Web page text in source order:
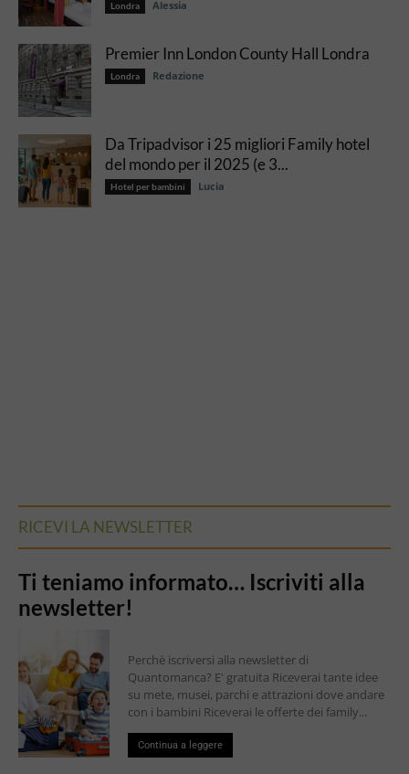
Londra Alessia
Premier Inn London County Hall Londra
Londra Redazione
Da Tripadvisor i 25 migliori Family hotel
del mondo per il 2025 (e 3...
Hotel per bambini Lucia
RICEVI LA NEWSLETTER
Ti teniamo informato… Iscriviti alla
newsletter!
Perchè iscriversi alla newsletter di
Quantomanca? E' gratuita Riceverai tante idee
su mete, musei, parchi e attrazioni dove andare
con i bambini Riceverai le offerte dei family...
Continua a leggere